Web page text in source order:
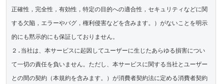
正確性，完全性，有効性，特定の目的への適合性，セキュリティなどに関
する欠陥，エラーやバグ，権利侵害などを含みます。）がないことを明示
的にも黙示的にも保証しておりません。
２.当社は、本サービスに起因してユーザーに生じたあらゆる損害につい
て一切の責任を負いません。ただし、本サービスに関する当社とユーザー
との間の契約（本規約を含みます。）が消費者契約法に定める消費者契約